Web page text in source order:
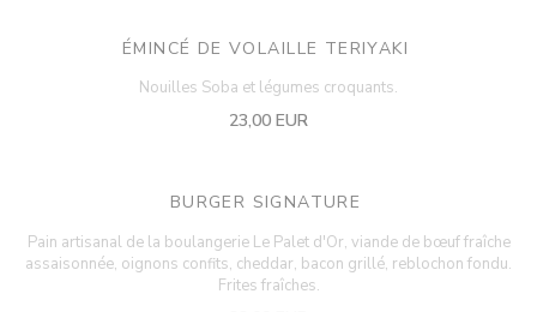
ÉMINCÉ DE VOLAILLE TERIYAKI
Nouilles Soba et légumes croquants.
23,00 EUR
BURGER SIGNATURE
Pain artisanal de la boulangerie Le Palet d'Or, viande de bœuf fraîche
assaisonnée, oignons confits, cheddar, bacon grillé, reblochon fondu.
Frites fraîches.